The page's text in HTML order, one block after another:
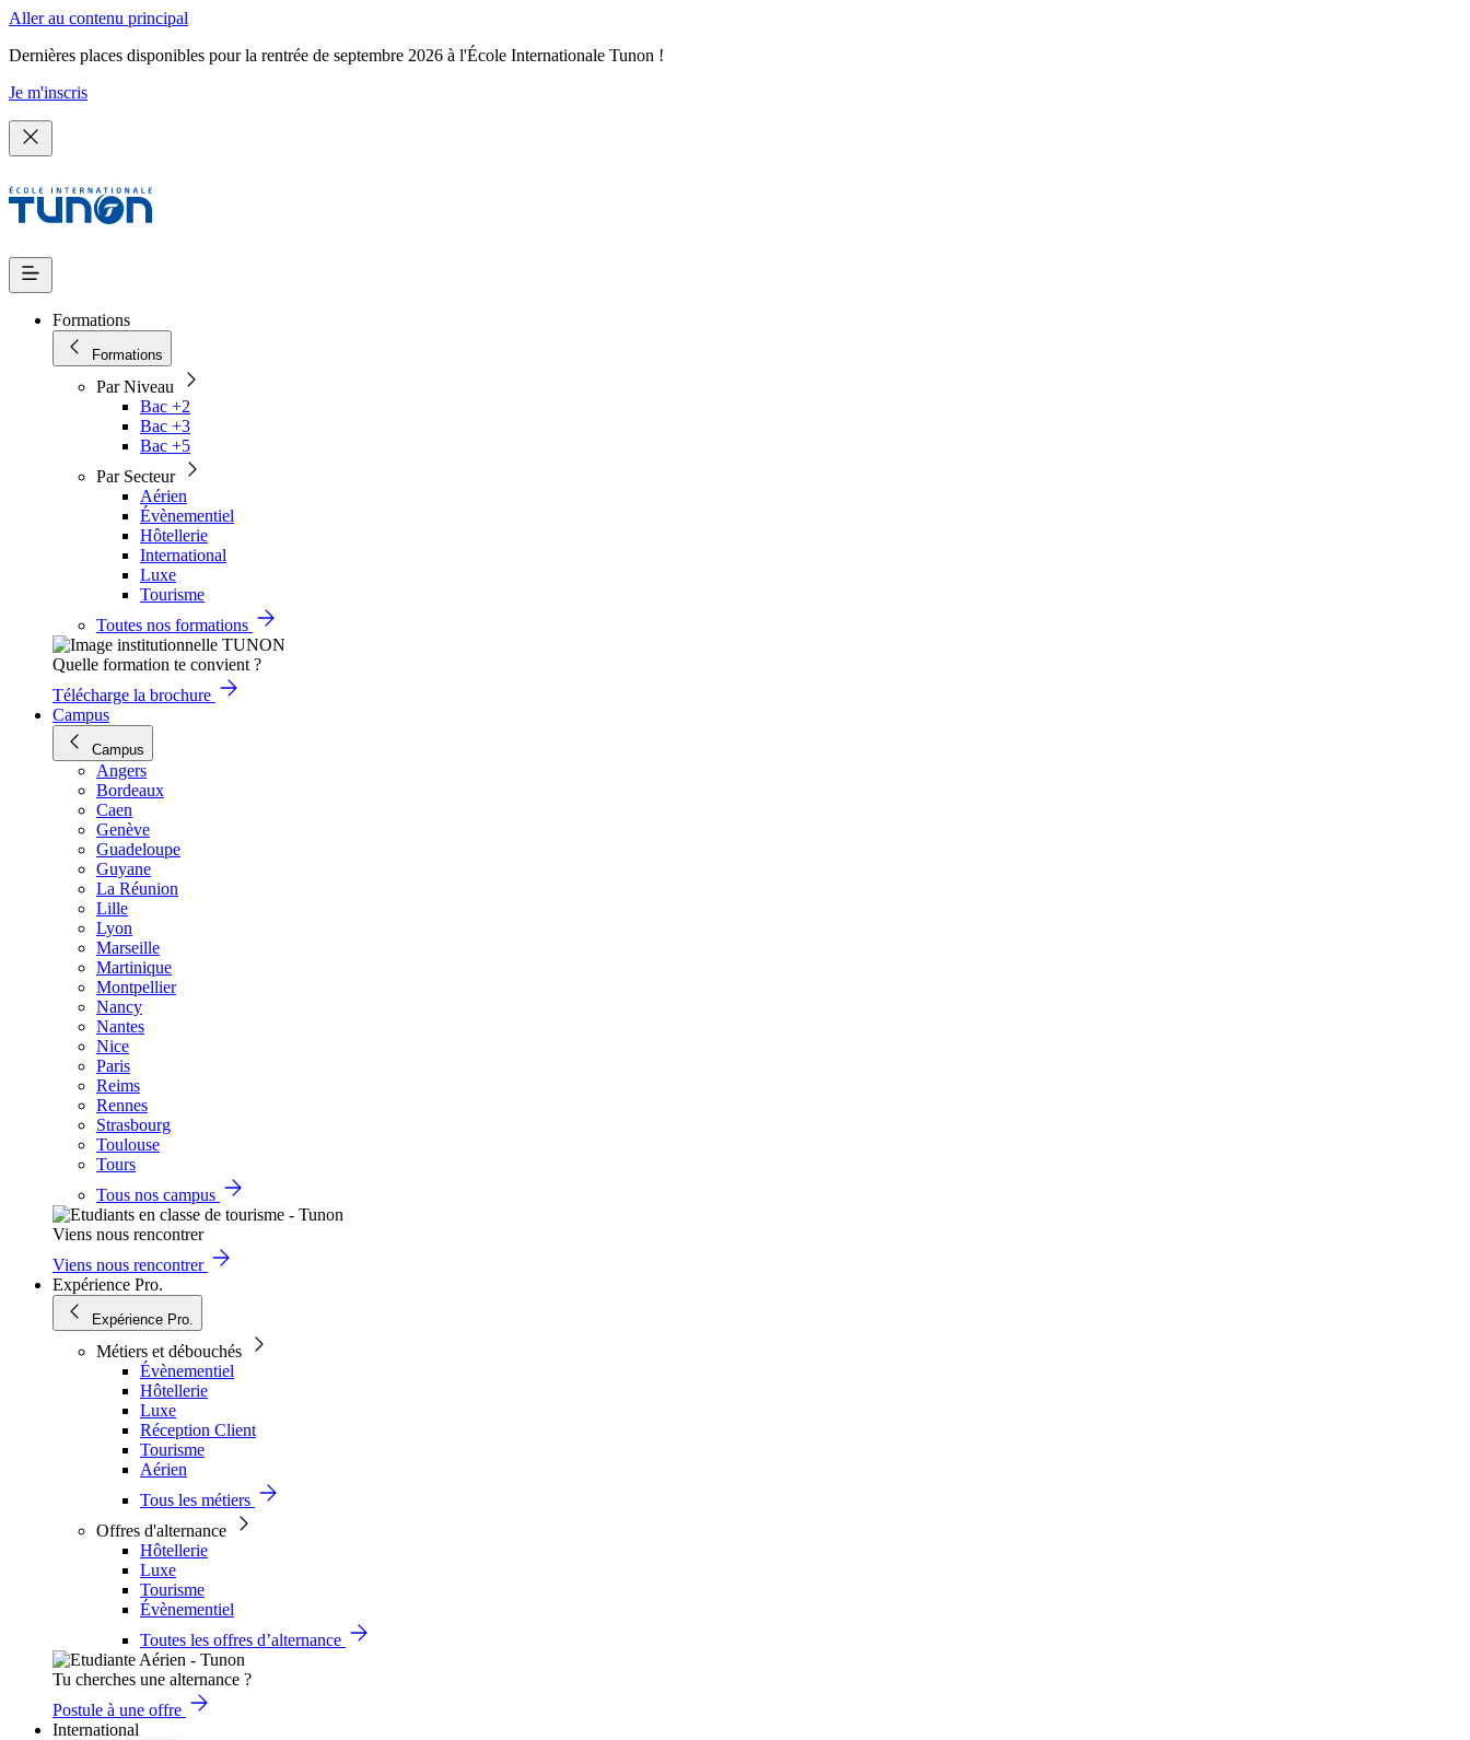
Aller au contenu principal
Dernières places disponibles pour la rentrée de septembre 2026 à l'École Internationale Tunon !
Je m'inscris
Formations
Formations
Par Niveau
Bac +2
Bac +3
Bac +5
Par Secteur
Aérien
Évènementiel
Hôtellerie
International
Luxe
Tourisme
Toutes nos formations
Quelle formation te convient ?
Télécharge la brochure
Campus
Campus
Angers
Bordeaux
Caen
Genève
Guadeloupe
Guyane
La Réunion
Lille
Lyon
Marseille
Martinique
Montpellier
Nancy
Nantes
Nice
Paris
Reims
Rennes
Strasbourg
Toulouse
Tours
Tous nos campus
Viens nous rencontrer
Viens nous rencontrer
Expérience Pro.
Expérience Pro.
Métiers et débouchés
Évènementiel
Hôtellerie
Luxe
Réception Client
Tourisme
Aérien
Tous les métiers
Offres d'alternance
Hôtellerie
Luxe
Tourisme
Évènementiel
Toutes les offres d’alternance
Tu cherches une alternance ?
Postule à une offre
International